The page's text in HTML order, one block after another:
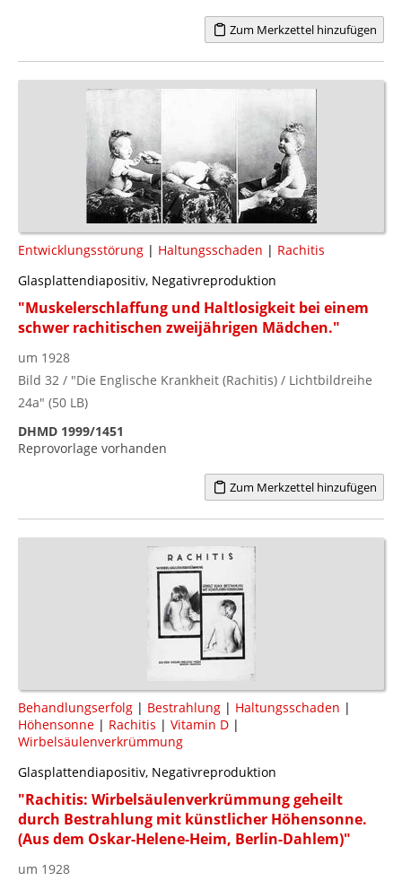
Zum Merkzettel hinzufügen
Entwicklungsstörung | Haltungsschaden | Rachitis
Glasplattendiapositiv, Negativreproduktion
"Muskelerschlaffung und Haltlosigkeit bei einem
schwer rachitischen zweijährigen Mädchen."
um 1928
Bild 32 / "Die Englische Krankheit (Rachitis) / Lichtbildreihe
24a" (50 LB)
DHMD 1999/1451
Reprovorlage vorhanden
Zum Merkzettel hinzufügen
Behandlungserfolg | Bestrahlung | Haltungsschaden |
Höhensonne | Rachitis | Vitamin D |
Wirbelsäulenverkrümmung
Glasplattendiapositiv, Negativreproduktion
"Rachitis: Wirbelsäulenverkrümmung geheilt
durch Bestrahlung mit künstlicher Höhensonne.
(Aus dem Oskar-Helene-Heim, Berlin-Dahlem)"
um 1928